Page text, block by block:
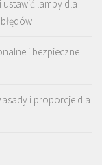
ustawić lampy dla
i bezpieczne
i proporcje dla